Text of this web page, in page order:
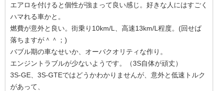
エアロを付けると個性が強まって良い感じ。好きな人にはすごく
ハマれる車かと。
燃費が意外と良い。街乗り10km/L、高速13km/L程度。(回せば
落ちますが＾＾；)
バブル期の車なせいか、オーバクオリティな作り。
エンジントラブルが少ないようです。（3S自体が頑丈）
3S-GE、3S-GTEではどうかわかりませんが、意外と低速トルク
があって、